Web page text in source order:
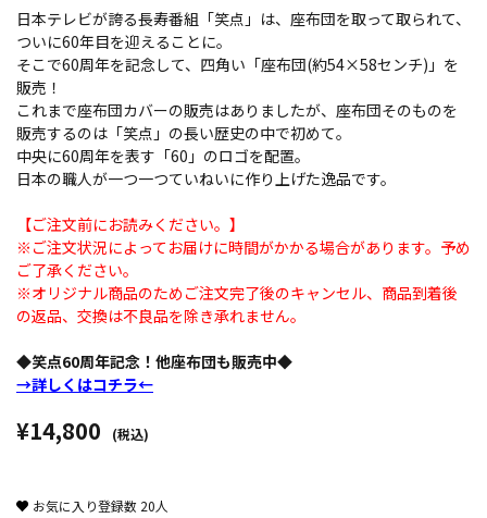
日本テレビが誇る長寿番組「笑点」は、座布団を取って取られて、
ついに60年目を迎えることに。
そこで60周年を記念して、四角い「座布団(約54×58センチ)」を
販売！
これまで座布団カバーの販売はありましたが、座布団そのものを
販売するのは「笑点」の長い歴史の中で初めて。
中央に60周年を表す「60」のロゴを配置。
日本の職人が一つ一つていねいに作り上げた逸品です。
【ご注文前にお読みください。】
※ご注文状況によってお届けに時間がかかる場合があります。予め
ご了承ください。
※オリジナル商品のためご注文完了後のキャンセル、商品到着後
の返品、交換は不良品を除き承れません。
◆笑点60周年記念！他座布団も販売中◆
→詳しくはコチラ←
¥14,800 (税込)
お気に入り登録数 20人